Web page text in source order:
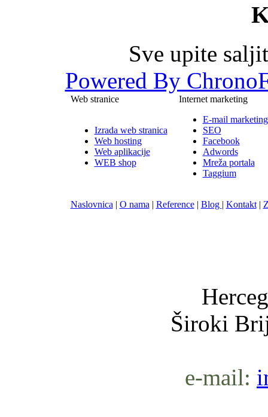
Sve upite
Powered By
Web stranice Internet marketing
Izrada web stranica
Web hosting
Web aplikacije
WEB shop
E-mail marketing
SEO
Facebook
Adwords
Mreža portala
Taggium
Naslovnica | O nama | Reference| Blog | Kontakt|
Široki
e-mail: